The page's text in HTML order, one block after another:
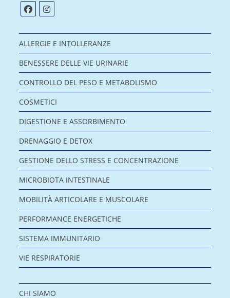
ALLERGIE E INTOLLERANZE
BENESSERE DELLE VIE URINARIE
CONTROLLO DEL PESO E METABOLISMO
COSMETICI
DIGESTIONE E ASSORBIMENTO
DRENAGGIO E DETOX
GESTIONE DELLO STRESS E CONCENTRAZIONE
MICROBIOTA INTESTINALE
MOBILITÀ ARTICOLARE E MUSCOLARE
PERFORMANCE ENERGETICHE
SISTEMA IMMUNITARIO
VIE RESPIRATORIE
CHI SIAMO